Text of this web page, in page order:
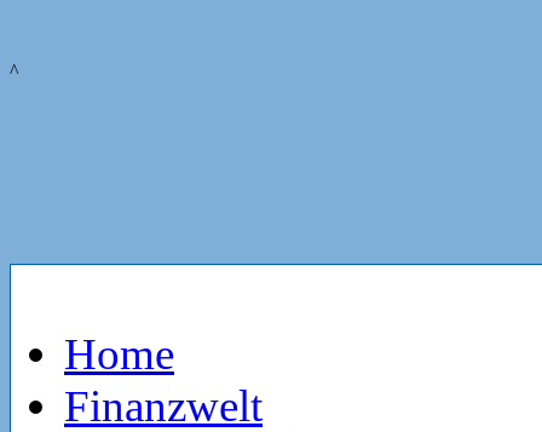
^
Home
Finanzwelt